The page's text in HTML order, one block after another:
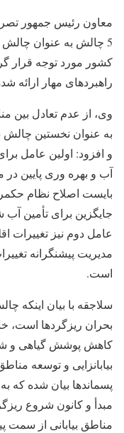
معاون رئیس جمهور
5 چالش به عنوان
کشور مورد توجه قرار
راهبردهای مهار ارائه
وی، از عدم تعادل
به عنوان نخستین
و افزود: اولین عامل
آب و بهره وری پایین
بایست اصلاح نظام
جایگزین برای تأمین
عامل دوم نیز تغییرات
مدیریت پیشنگرانه
است.
سلاجقه با بیان اینکه
کاهش پوشش گیاهی و
بیابانزایی و توسعه
پسماندها بیان شده که
مبدأ و کانون شروع
مناطق بیابانی از سمت